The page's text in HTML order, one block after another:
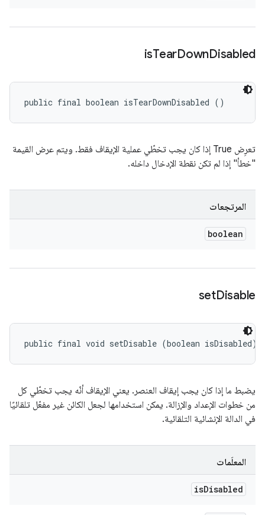
isTearDownDisabled
public final boolean isTearDownDisabled ()
تعرِض True إذا كان يجب تخطّي عملية الإيقاف فقط. ويتم عرض القيمة
"خطأ" إذا لم تكن نقطة الإدخال داخله.
المرتجعات
boolean
setDisable
public final void setDisable (boolean isDisabled)
يضبط ما إذا كان يجب إيقاف العنصر. يعني الإيقاف أنّه يجب تخطّي كل
من خطوات الإعداد والإزالة. يمكن استخدامها لجعل الكائن غير مفعّل تلقائيًا
في الدالة الإنشائية التلقائية.
المعلَمات
isDisabled